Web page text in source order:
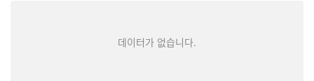
데이터가 없습니다.